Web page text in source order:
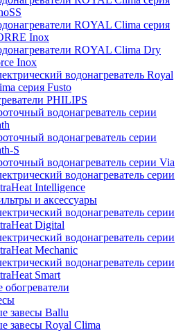
ROYAL Clima серия
Inox
ROYAL Clima Dry
Inox
водонагреватель Royal
серия Fusto
PHILIPS
водонагреватель серии
водонагреватель серии
S
водонагреватель серии Via
водонагреватель серии
Intelligence
и аксессуары
водонагреватель серии
Digital
водонагреватель серии
Mechanic
водонагреватель серии
Smart
завесы Ballu
завесы Royal Clima